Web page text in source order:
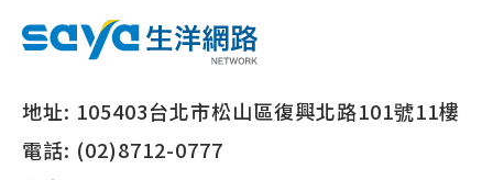
地址: 105403台北市松山區復興北路101號11樓
電話: (02)8712-0777